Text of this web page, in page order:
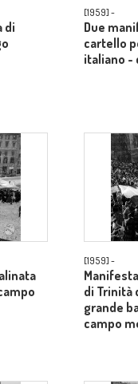
di
[1959] -
Due
cartello
italiano -
[1959] -
di Trinità
grande
campo